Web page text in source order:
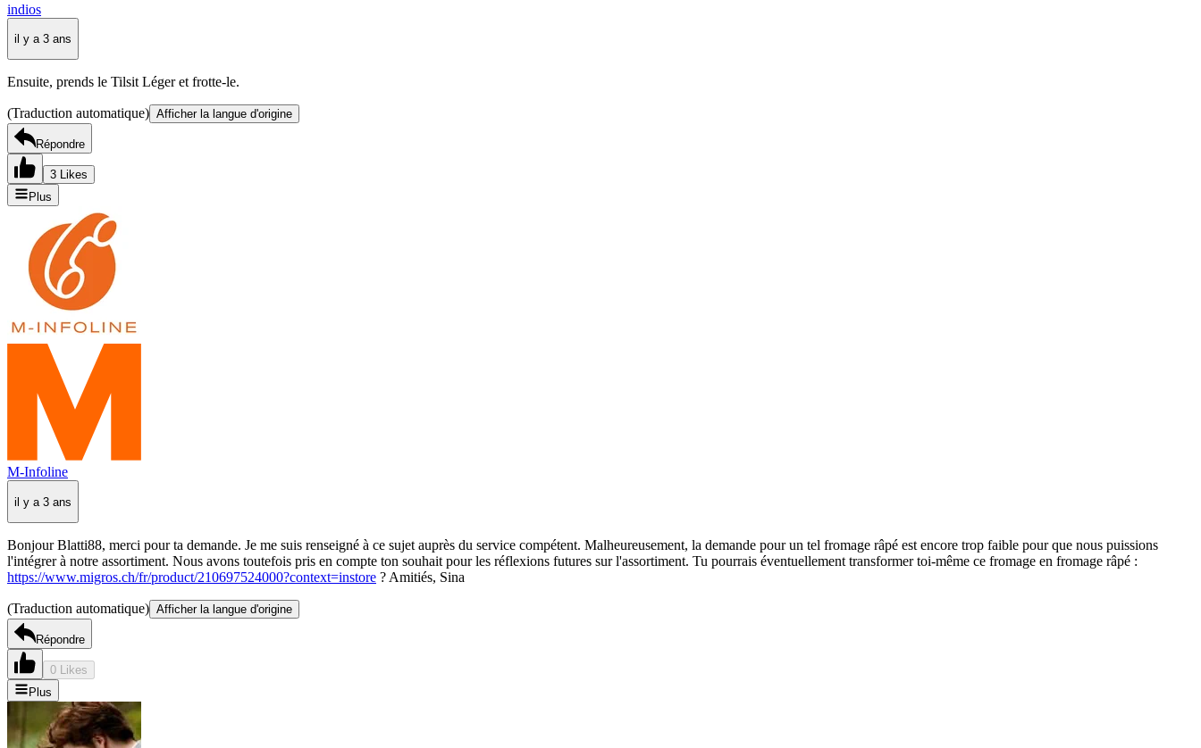
indios
il y a 3 ans
Ensuite, prends le Tilsit Léger et frotte-le.
(Traduction automatique) Afficher la langue d'origine
Répondre
3 Likes
Plus
M-Infoline
il y a 3 ans
Bonjour Blatti88, merci pour ta demande. Je me suis renseigné à ce sujet auprès du service compétent. Malheureusement, la demande pour un tel fromage râpé est encore trop faible pour que nous puissions
l'intégrer à notre assortiment. Nous avons toutefois pris en compte ton souhait pour les réflexions futures sur l'assortiment. Tu pourrais éventuellement transformer toi-même ce fromage en fromage râpé :
https://www.migros.ch/fr/product/210697524000?context=instore ? Amitiés, Sina
(Traduction automatique) Afficher la langue d'origine
Répondre
0 Likes
Plus